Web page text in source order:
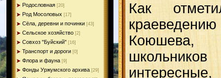
Родословная [20]
Род Мосоловых [17]
Сёла, деревни и починки [43]
Сельское хозяйство [2]
Совхоз "Буйский" [16]
Транспорт и дороги [0]
Флора и фауна [9]
Фонды Уржумского архива [29]
Как
Коюшева,